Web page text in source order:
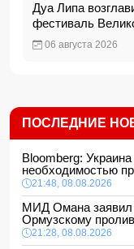
Дуа Липа
фестиваль
06 августа 2026
ПОСЛЕДНИЕ
Bloomberg:
необходимостью
21:48, 08.08.2026
МИД Омана заявил
Ормузскому
21:28, 08.08.2026